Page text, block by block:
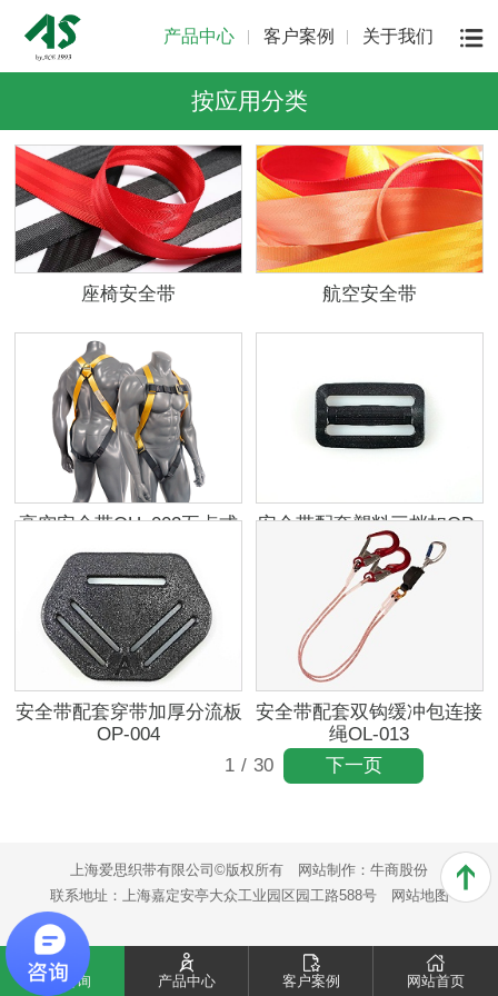
产品中心 客户案例 关于我们
按应用分类
座椅安全带 航空安全带
高空安全带OH_002五点式
全身型
安全带配套塑料三档扣OP-
011
安全带配套穿带加厚分流板
OP-004
安全带配套双钩缓冲包连接
绳OL-013
1 / 30 下一页
上海爱思织带有限公司©版权所有 网站制作： 牛商股份
联系地址：上海嘉定安亭大众工业园区园工路588号
网站地图
电话咨询 产品中心 客户案例 网站首页